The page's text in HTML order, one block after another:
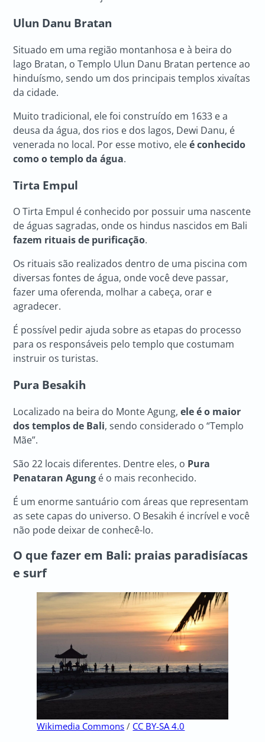
Ulun Danu Bratan
Situado em uma região montanhosa e à beira do
lago Bratan, o Templo Ulun Danu Bratan pertence ao
hinduísmo, sendo um dos principais templos xivaítas
da cidade.
Muito tradicional, ele foi construído em 1633 e a
deusa da água, dos rios e dos lagos, Dewi Danu, é
venerada no local. Por esse motivo, eleé conhecido
como o templo da água.
Tirta Empul
O Tirta Empul é conhecido por possuir uma nascente
de águas sagradas, onde os hindus nascidos em Bali
fazem rituais de purificação.
Os rituais são realizados dentro de uma piscina com
diversas fontes de água, onde você deve passar,
fazer uma oferenda, molhar a cabeça, orar e
agradecer.
É possível pedir ajuda sobre as etapas do processo
para os responsáveis pelo templo que costumam
instruir os turistas.
Pura Besakih
Localizado na beira do Monte Agung,ele é o maior
dos templos de Bali, sendo considerado o “Templo
Mãe”.
São 22 locais diferentes. Dentre eles, o Pura
Penataran Agung é o mais reconhecido.
É um enorme santuário com áreas que representam
as sete capas do universo. O Besakih é incrível e você
não pode deixar de conhecê-lo.
O que fazer em Bali: praias paradisíacas
e surf
Wikimedia Commons / CC BY-SA 4.0